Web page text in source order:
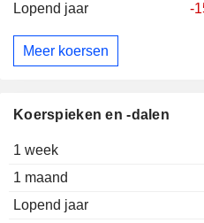
Lopend jaar
-
Meer koersen
Koerspieken en -dalen
1 week
1 maand
Lopend jaar